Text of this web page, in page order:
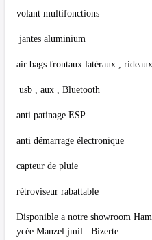
volant multifonctions
jantes aluminium
air bags frontaux latéraux , rideaux
usb , aux , Bluetooth
anti patinage ESP
anti démarrage électronique
capteur de pluie
rétroviseur rabattable
Disponible a notre showroom
ycée Manzel jmil . Bizerte